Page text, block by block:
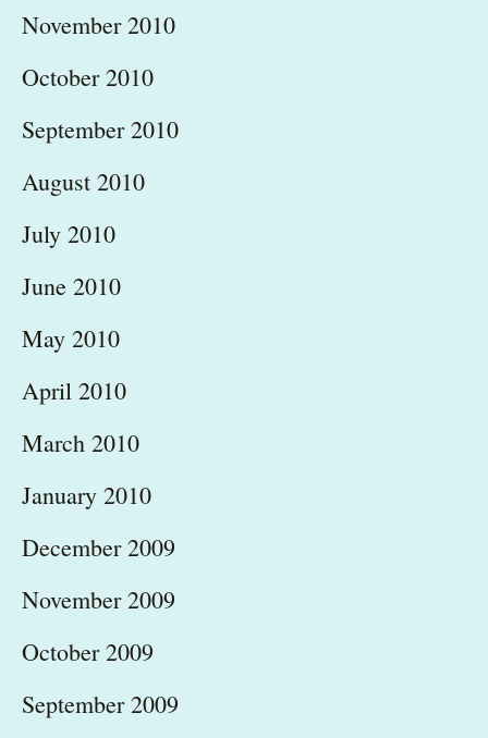
November 2010
October 2010
September 2010
August 2010
July 2010
June 2010
May 2010
April 2010
March 2010
January 2010
December 2009
November 2009
October 2009
September 2009